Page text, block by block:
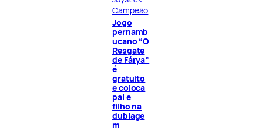
Campeão
Jogo
pernamb
ucano “O
Resgate
de Fárya”
é
gratuito
e coloca
pai e
filho na
dublage
m